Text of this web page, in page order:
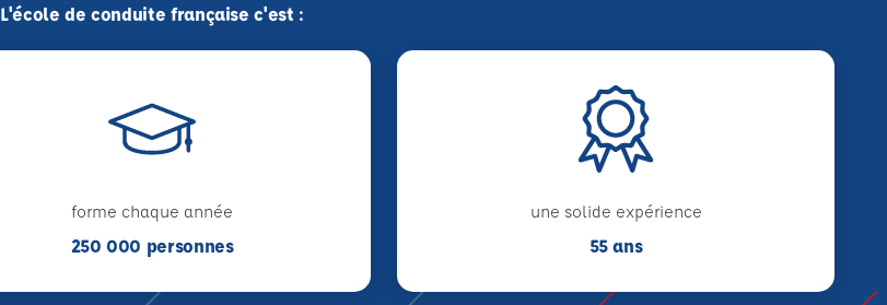
L'école de conduite française c'est :
forme chaque année
250 000 personnes
une solide expérience
55 ans